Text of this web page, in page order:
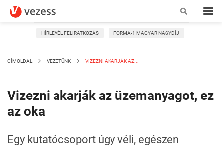
HÍRLEVÉL FELIRATKOZÁS FORMA-1 MAGYAR NAGYDÍJ
CÍMOLDAL VEZETÜNK VIZEZNI AKARJÁK AZ...
Vizezni akarják az üzemanyagot, ez
az oka
Egy kutatócsoport úgy véli, egészen